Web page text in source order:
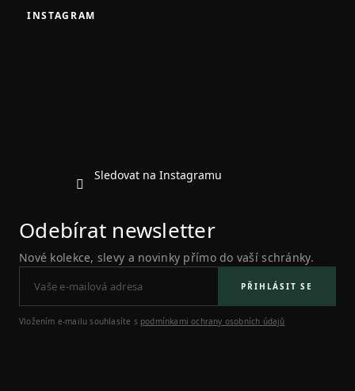
INSTAGRAM
Sledovat na Instagramu
Odebírat newsletter
Nové kolekce, slevy a novinky přímo do vaší schránky.
PŘIHLÁSIT SE
Vložením e-mailu souhlasíte s podmínkami ochrany osobních údajů